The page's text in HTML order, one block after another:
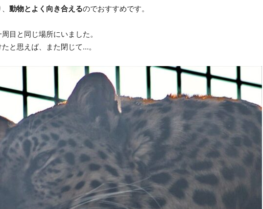
動物とよく向き合えるのでおすすめです。
目と同じ場所にいました。
と思えば、また閉じて…。